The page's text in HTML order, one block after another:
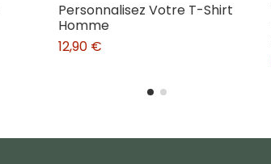
Personnalisez Votre T-Shirt
Homme
12,90 €